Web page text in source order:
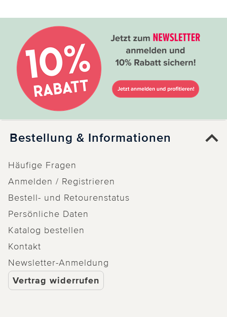
Bestellung & Informationen
Häufige Fragen
Anmelden / Registrieren
Bestell- und Retourenstatus
Persönliche Daten
Katalog bestellen
Kontakt
Newsletter-Anmeldung
Vertrag widerrufen